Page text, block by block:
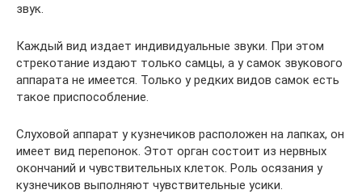
звук.
Каждый вид издает индивидуальные звуки. При этом
стрекотание издают только самцы, а у самок звукового
аппарата не имеется. Только у редких видов самок есть
такое приспособление.
Слуховой аппарат у кузнечиков расположен на лапках, он
имеет вид перепонок. Этот орган состоит из нервных
окончаний и чувствительных клеток. Роль осязания у
кузнечиков выполняют чувствительные усики.